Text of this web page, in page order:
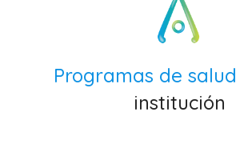
Programas de salud
institución